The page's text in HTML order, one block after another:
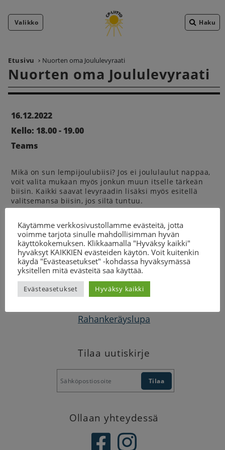
Valikko Haku
Etusivu Nuorten oma Joululevyraati
Nuorten oma Joululevyraati
16.12.2022
Kello: 18.00 - 19.00
Teams
Mikä on sun lempijoulubiisi? Jos ei joululaulut nappaa,
voit valita mukaan myös jonkun muun itselle tärkeän
biisin. Kaikki saavat levyraadin lisäksi myös esitellä
valitsemansa biisin, jos siltä tuntuu.
mukaantästäviimeistään 16.12 klo.12
Suomen CP-liitto
Malmin kauppatie 26, 00700 Helsinki
Rahankeräyslupa
Tilaa uutiskirje
Ollaan yhteydessä
Käytämme verkkosivustollamme evästeitä, jotta
voimme tarjota sinulle mahdollisimman hyvän
käyttökokemuksen. Klikkaamalla "Hyväksy kaikki"
hyväksyt KAIKKIEN evästeiden käytön. Voit kuitenkin
käydä "Evästeasetukset" -kohdassa hyväksymässä
yksitellen mitä evästeitä saa käyttää.
Evästeasetukset Hyväksy kaikki